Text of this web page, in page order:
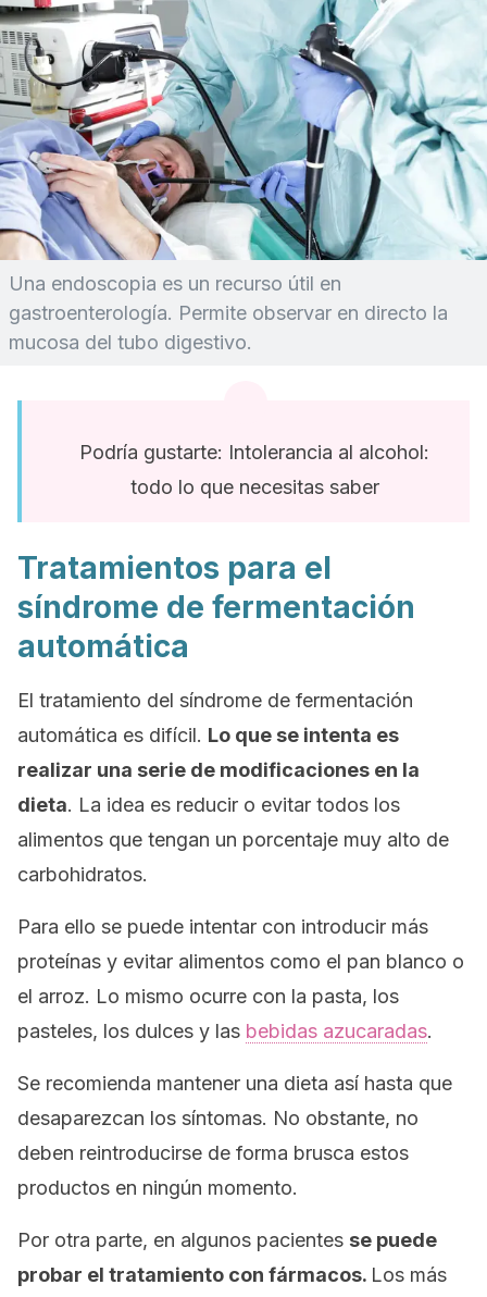
Una endoscopia es un recurso útil en
gastroenterología. Permite observar en directo la
mucosa del tubo digestivo.
Podría gustarte: Intolerancia al alcohol:
todo lo que necesitas saber
Tratamientos para el
síndrome de fermentación
automática
El tratamiento del síndrome de fermentación
automática es difícil. Lo que se intenta es
realizar una serie de modificaciones en la
dieta. La idea es reducir o evitar todos los
alimentos que tengan un porcentaje muy alto de
carbohidratos.
Para ello se puede intentar con introducir más
proteínas y evitar alimentos como el pan blanco o
el arroz. Lo mismo ocurre con la pasta, los
pasteles, los dulces y las bebidas azucaradas.
Se recomienda mantener una dieta así hasta que
desaparezcan los síntomas. No obstante, no
deben reintroducirse de forma brusca estos
productos en ningún momento.
Por otra parte, en algunos pacientes se puede
probar el tratamiento con fármacos. Los más